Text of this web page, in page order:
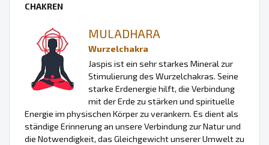
CHAKREN
MULADHARA
Wurzelchakra
Jaspis ist ein sehr starkes Mineral zur
Stimulierung des Wurzelchakras. Seine
starke Erdenergie hilft, die Verbindung
mit der Erde zu stärken und spirituelle
Energie im physischen Körper zu verankern. Es dient als
ständige Erinnerung an unsere Verbindung zur Natur und
die Notwendigkeit, das Gleichgewicht unserer Umwelt zu